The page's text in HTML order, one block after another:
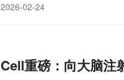
2026-02-24
Cell重磅：向大脑注